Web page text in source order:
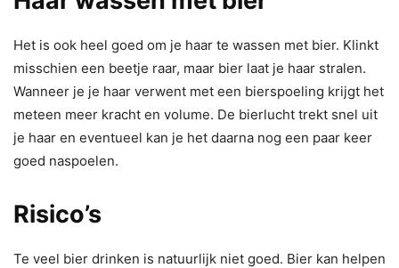
Het is ook heel goed om je haar te wassen met bier. Klinkt
misschien een beetje raar, maar bier laat je haar stralen.
Wanneer je je haar verwent met een bierspoeling krijgt het
meteen meer kracht en volume. De bierlucht trekt snel uit
je haar en eventueel kan je het daarna nog een paar keer
goed naspoelen.
Risico’s
Te veel bier drinken is natuurlijk niet goed. Bier kan helpen